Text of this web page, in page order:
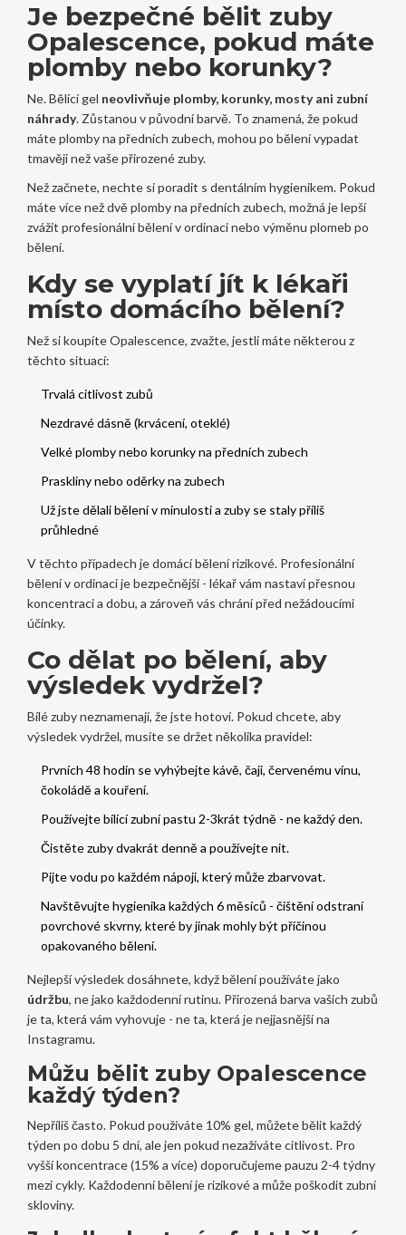
Je bezpečné bělit zuby
Opalescence, pokud máte
plomby nebo korunky?
Ne. Bělící gel neovlivňuje plomby, korunky, mosty ani zubní
náhrady. Zůstanou v původní barvě. To znamená, že pokud
máte plomby na předních zubech, mohou po bělení vypadat
tmavěji než vaše přirozené zuby.
Než začnete, nechte si poradit s dentálním hygienikem. Pokud
máte více než dvě plomby na předních zubech, možná je lepší
zvážit profesionální bělení v ordinaci nebo výměnu plomeb po
bělení.
Kdy se vyplatí jít k lékaři
místo domácího bělení?
Než si koupíte Opalescence, zvažte, jestli máte některou z
těchto situací:
Trvalá citlivost zubů
Nezdravé dásně (krvácení, oteklé)
Velké plomby nebo korunky na předních zubech
Praskliny nebo oděrky na zubech
Už jste dělali bělení v minulosti a zuby se staly příliš
průhledné
V těchto případech je domácí bělení rizikové. Profesionální
bělení v ordinaci je bezpečnější - lékař vám nastaví přesnou
koncentraci a dobu, a zároveň vás chrání před nežádoucími
účinky.
Co dělat po bělení, aby
výsledek vydržel?
Bílé zuby neznamenají, že jste hotoví. Pokud chcete, aby
výsledek vydržel, musíte se držet několika pravidel:
Prvních 48 hodin se vyhýbejte kávě, čaji, červenému vínu,
čokoládě a kouření.
Používejte bílící zubní pastu 2-3krát týdně - ne každý den.
Čistěte zuby dvakrát denně a používejte nit.
Pijte vodu po každém nápoji, který může zbarvovat.
Navštěvujte hygienika každých 6 měsíců - čištění odstraní
povrchové skvrny, které by jinak mohly být příčinou
opakovaného bělení.
Nejlepší výsledek dosáhnete, když bělení používáte jako
údržbu, ne jako každodenní rutinu. Přirozená barva vašich zubů
je ta, která vám vyhovuje - ne ta, která je nejjasnější na
Instagramu.
Můžu bělit zuby Opalescence
každý týden?
Nepříliš často. Pokud používáte 10% gel, můžete bělit každý
týden po dobu 5 dní, ale jen pokud nezažíváte citlivost. Pro
vyšší koncentrace (15% a více) doporučujeme pauzu 2-4 týdny
mezi cykly. Každodenní bělení je rizikové a může poškodit zubní
skloviny.